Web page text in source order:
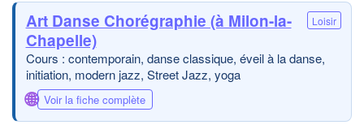
Art Danse Chorégraphie (à Milon-la-
Chapelle)
Loisir
Cours : contemporain, danse classique, éveil à la danse,
initiation, modern jazz, Street Jazz, yoga
🌐 Voir la fiche complète